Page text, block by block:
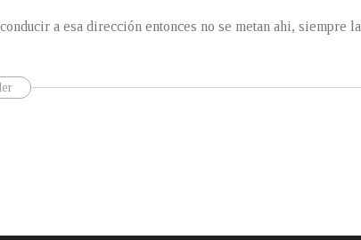
a esa dirección entonces no se metan ahi, siempre la